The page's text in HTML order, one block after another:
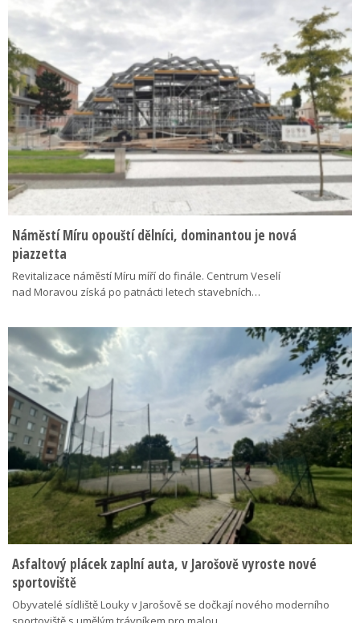
Náměstí Míru opouští dělníci, dominantou je nová
piazzetta
Revitalizace náměstí Míru míří do finále. Centrum Veselí
nad Moravou získá po patnácti letech stavebních…
Asfaltový plácek zaplní auta, v Jarošově vyroste nové
sportoviště
Obyvatelé sídliště Louky v Jarošově se dočkají nového moderního